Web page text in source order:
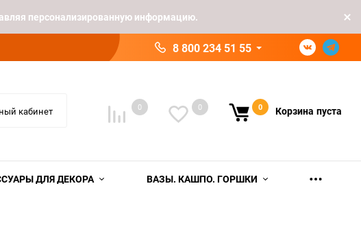
персонализированную информацию.
8 800 234 51 55
кабинет 0 0 0 Корзина пуста
ДЛЯ ДЕКОРА ВАЗЫ. КАШПО. ГОРШКИ